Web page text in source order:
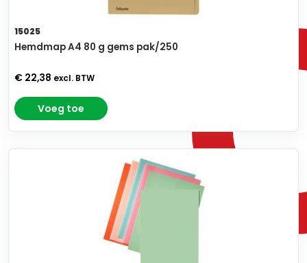
15025
Hemdmap A4 80 g gems pak/250
€ 22,38 excl. BTW
Voeg toe